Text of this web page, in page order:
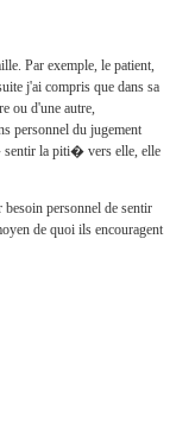
Par exemple, le patient,
j'ai compris que dans sa
ou d'une autre,
personnel du jugement
la piti� vers elle, elle
personnel de sentir
de quoi ils encouragent